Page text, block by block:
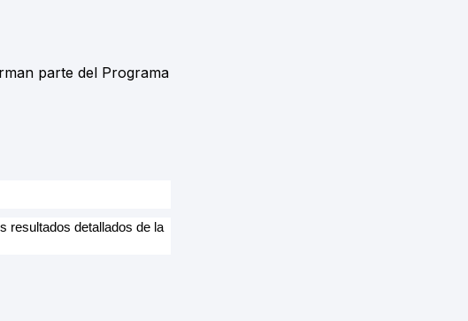
parte del Programa
resultados detallados de la